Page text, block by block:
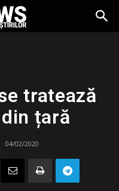
tratează
țară
04/02/2020